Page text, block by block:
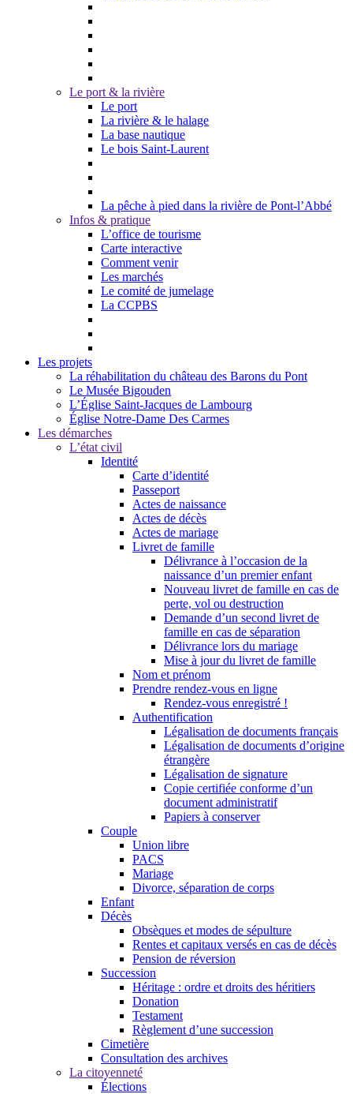
Le port & la rivière
Le port
La rivière & le halage
La base nautique
Le bois Saint-Laurent
La pêche à pied dans la rivière de Pont-l’Abbé
Infos & pratique
L’office de tourisme
Carte interactive
Comment venir
Les marchés
Le comité de jumelage
La CCPBS
Les projets
La réhabilitation du château des Barons du Pont
Le Musée Bigouden
L’Église Saint-Jacques de Lambourg
Église Notre-Dame Des Carmes
Les démarches
L’état civil
Identité
Carte d’identité
Passeport
Actes de naissance
Actes de décès
Actes de mariage
Livret de famille
Délivrance à l’occasion de la
naissance d’un premier enfant
Nouveau livret de famille en cas de
perte, vol ou destruction
Demande d’un second livret de
famille en cas de séparation
Délivrance lors du mariage
Mise à jour du livret de famille
Nom et prénom
Prendre rendez-vous en ligne
Rendez-vous enregistré !
Authentification
Légalisation de documents français
Légalisation de documents d’origine
étrangère
Légalisation de signature
Copie certifiée conforme d’un
document administratif
Papiers à conserver
Couple
Union libre
PACS
Mariage
Divorce, séparation de corps
Enfant
Décès
Obsèques et modes de sépulture
Rentes et capitaux versés en cas de décès
Pension de réversion
Succession
Héritage : ordre et droits des héritiers
Donation
Testament
Règlement d’une succession
Cimetière
Consultation des archives
La citoyenneté
Élections